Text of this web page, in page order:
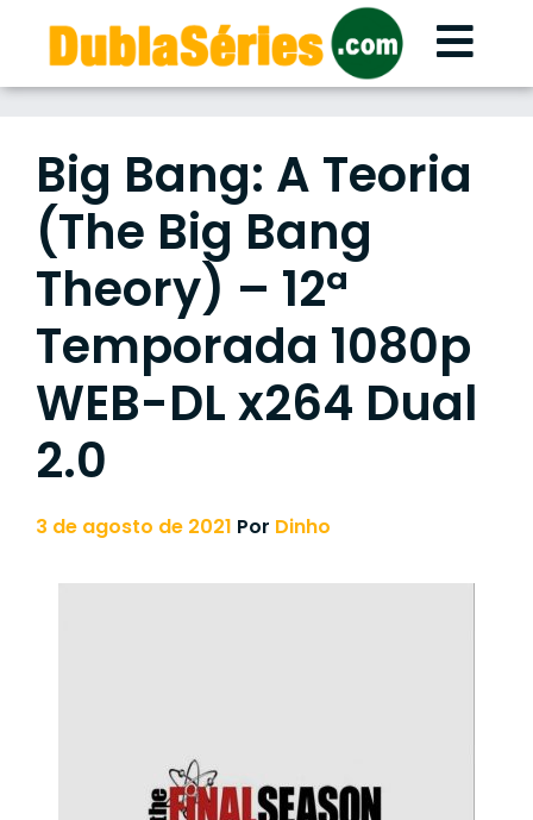
content
Big Bang: A Teoria
(The Big Bang
Theory) – 12ª
Temporada 1080p
WEB-DL x264 Dual
2.0
3 de agosto de 2021 Por Dinho